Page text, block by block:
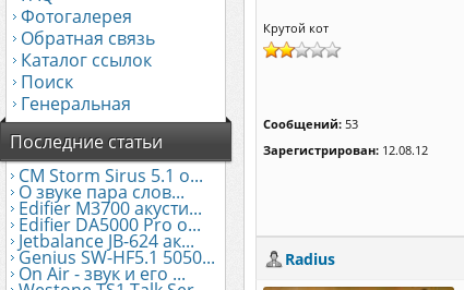
Фотогалерея
Обратная связь
Каталог ссылок
Поиск
Генеральная
Последние статьи
CM Storm Sirus 5.1 о...
О звуке пара слов...
Edifier М3700 акусти...
Edifier DA5000 Pro о...
Jetbalance JB-624 ак...
Genius SW-HF5.1 5050...
On Air - звук и его ...
Крутой кот
Сообщений: 53
Зарегистрирован: 12.08.12
Radius